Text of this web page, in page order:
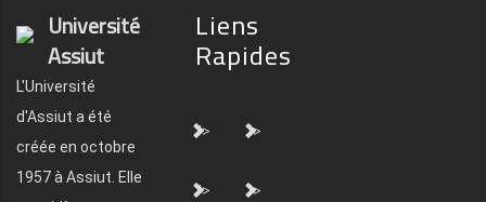
Université
Assiut
L'Université
d'Assiut a été
créée en octobre
1957 à Assiut. Elle
Liens
Rapides
"> ">
"> ">